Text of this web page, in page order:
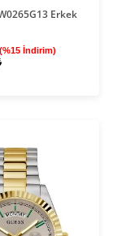
Erkek
(%15 İndirim)